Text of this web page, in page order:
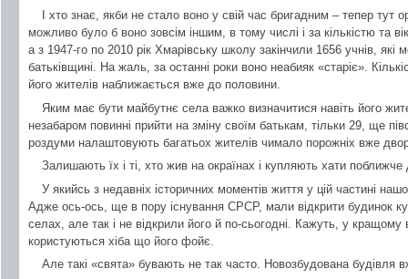
І хто знає, якби не стало воно у свій час бригадним – тепер
можливо було б воно зовсім іншим, в тому числі і за кількістю та
а з 1947-го по 2010 рік Хмарівську школу закінчили 1656 учнів, які
батьківщині. На жаль, за останні роки воно неабияк «старіє».
його жителів наближається вже до половини.
Яким має бути майбутнє села важко визначитися навіть його
незабаром повинні прийти на зміну своїм батькам, тільки 29, ще
роздуми налаштовують багатьох жителів чимало порожніх вже
Залишають їх і ті, хто жив на окраїнах і купляють хати поближче
У якийсь з недавніх історичних моментів життя у цій частині
Адже ось-ось, ще в пору існування СРСР, мали відкрити будинок
селах, але так і не відкрили його й по-сьогодні. Кажуть, у
користуються хіба що його фойє.
Але такі «свята» бувають не так часто. Новозбудована будівля